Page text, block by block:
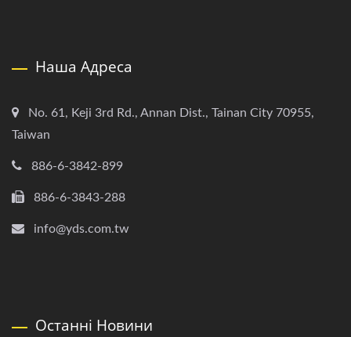
Наша Адреса
No. 61, Keji 3rd Rd., Annan Dist., Tainan City 70955,
Taiwan
886-6-3842-899
886-6-3843-288
info@yds.com.tw
Останні Новини